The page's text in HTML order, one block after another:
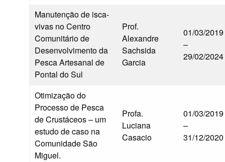
Manutenção de isca-
vivas no Centro
Comunitário de
Desenvolvimento da
Pesca Artesanal de
Pontal do Sul
Prof.
Alexandre
Sachsida
Garcia
01/03/2019
–
29/02/2024
Otimização do
Processo de Pesca
de Crustáceos – um
estudo de caso na
Comunidade São
Miguel.
Profa.
Luciana
Casacio
01/03/2019
–
31/12/2020